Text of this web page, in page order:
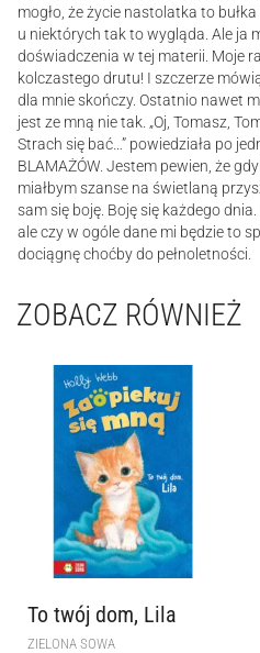
mogło, że życie nastolatka to
u niektórych tak to wygląda. Ale ja
doświadczenia w tej materii. Moje
kolczastego drutu! I szczerze
dla mnie skończy. Ostatnio nawet
jest ze mną nie tak. „Oj, Tomasz,
Strach się bać…” powiedziała po
BLAMAŻÓW. Jestem pewien, że
miałbym szanse na świetlaną
sam się boję. Boję się każdego
ale czy w ogóle dane mi będzie to
dociągnę choćby do pełnoletności.
ZOBACZ RÓWNIEŻ
To twój dom, Lila
ZIELONA SOWA